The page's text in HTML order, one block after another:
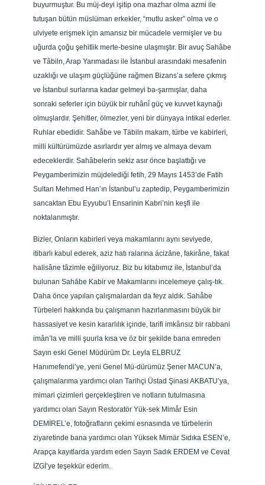
buyurmuştur. Bu müj-deyi işitip ona mazhar olma azmi ile
tutuşan bütün müslüman erkekler, “mutlu asker” olma ve o
ulviyete erişmek için amansız bir mücadele vermişler ve bu
uğurda çoğu şehitlik merte-besine ulaşmıştır. Bir avuç Sahâbe
ve Tâbiln, Arap Yarımadası ile İstanbul arasındaki mesafenin
uzaklığı ve ulaşım güçlüğüne rağmen Bizans’a sefere çıkmış
ve İstanbul surlarına kadar gelmeyi ba-şarmışlar, daha
sonraki seferler için büyük bir ruhânî güç ve kuvvet kaynağı
olmuşlardır. Şehitler, ölmezler, yeni bir dünyaya intikal ederler.
Ruhlar ebedidir. Sahåbe ve Täbiln makam, türbe ve kabirleri,
milli kültürümüzde asırlardır yer almış ve almaya devam
edeceklerdir. Sahâbelerin sekiz asır önce başlattığı ve
Peygamberimizin müjdelediği fetih, 29 Mayıs 1453’de Fatih
Sultan Mehmed Han’ın İstanbul’u zaptedip, Peygamberimizin
sancaktan Ebu Eyyubu’l Ensarinin Kabri’nin keşfi ile
noktalanmıştır.
Bizler, Onların kabirleri veya makamlarını aynı seviyede,
itibarlı kabul ederek, aziz hatı ralarına ácizāne, fakiråne, fakat
halisâne tâzimle eğiliyoruz. Biz bu kitabımız ile, İstanbul’da
bulunan Sahābe Kabir ve Makamlarını incelemeye çalış-tık.
Daha önce yapılan çalışmalardan da feyz aldık. Sahåbe
Türbeleri hakkında bu çalışmanın hazırlanmasını büyük bir
hassasiyet ve kesin kararlılık içinde, tarifi imkânsız bir rabbani
imân’la ve milli şuurla kısa ve öz bir şekilde bana emreden
Sayın eski Genel Müdürüm Dr. Leyla ELBRUZ
Hanımefendi’ye, yeni Genel Mü-dürümüz Şener MACUN’a,
çalışmalarıma yardımcı olan Tarihçi Üstad Şinasi AKBATU’ya,
mimari çizimleri gerçekleştiren ve notların tutulmasına
yardımcı olan Sayın Restoratör Yük-sek Mimår Esin
DEMİREL’e, fotoğrafların çekimi esnasında ve türbelerin
ziyaretinde bana yardımcı olan Yüksek Mimär Sıdıka ESEN’e,
Arapça kayıtlarda yardım eden Sayın Sadık ERDEM ve Cevat
İZGİ’ye teşekkür ederim.